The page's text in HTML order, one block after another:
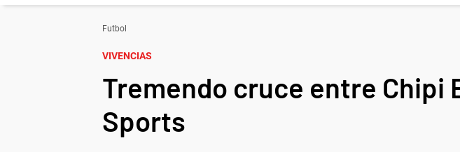
Futbol
VIVENCIAS
Tremendo cruce entre Chipi
Sports